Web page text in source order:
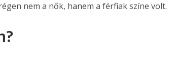
nem a nők, hanem a férfiak színe volt.